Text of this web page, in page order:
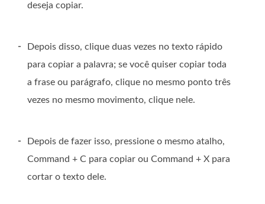
deseja copiar.
-
Depois disso, clique duas vezes no texto rápido
para copiar a palavra; se você quiser copiar toda
a frase ou parágrafo, clique no mesmo ponto três
vezes no mesmo movimento, clique nele.
-
Depois de fazer isso, pressione o mesmo atalho,
Command + C para copiar ou Command + X para
cortar o texto dele.